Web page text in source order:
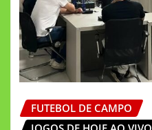
FUTEBOL DE CAMPO